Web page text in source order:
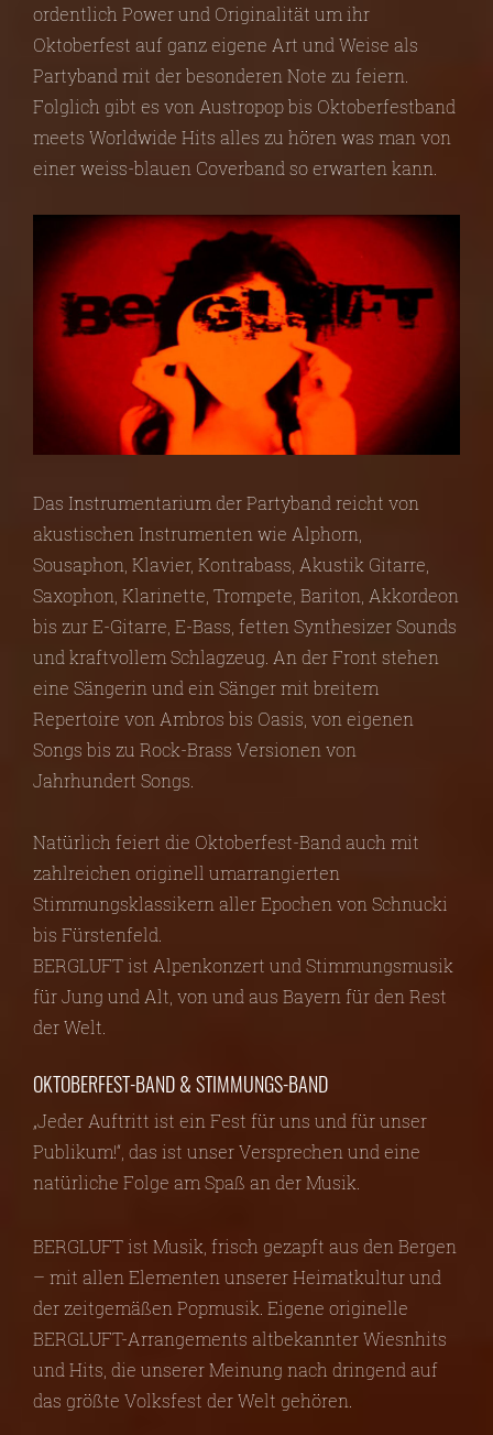
ordentlich Power und Originalität um ihr
Oktoberfest auf ganz eigene Art und Weise als
Partyband mit der besonderen Note zu feiern.
Folglich gibt es von Austropop bis Oktoberfestband
meets Worldwide Hits alles zu hören was man von
einer weiss-blauen Coverband so erwarten kann.
Das Instrumentarium der Partyband reicht von
akustischen Instrumenten wie Alphorn,
Sousaphon, Klavier, Kontrabass, Akustik Gitarre,
Saxophon, Klarinette, Trompete, Bariton, Akkordeon
bis zur E-Gitarre, E-Bass, fetten Synthesizer Sounds
und kraftvollem Schlagzeug. An der Front stehen
eine Sängerin und ein Sänger mit breitem
Repertoire von Ambros bis Oasis, von eigenen
Songs bis zu Rock-Brass Versionen von
Jahrhundert Songs.
Natürlich feiert die Oktoberfest-Band auch mit
zahlreichen originell umarrangierten
Stimmungsklassikern aller Epochen von Schnucki
bis Fürstenfeld.
BERGLUFT ist Alpenkonzert und Stimmungsmusik
für Jung und Alt, von und aus Bayern für den Rest
der Welt.
OKTOBERFEST-BAND & STIMMUNGS-BAND
„Jeder Auftritt ist ein Fest für uns und für unser
Publikum!“, das ist unser Versprechen und eine
natürliche Folge am Spaß an der Musik.
BERGLUFT ist Musik, frisch gezapft aus den Bergen
– mit allen Elementen unserer Heimatkultur und
der zeitgemäßen Popmusik. Eigene originelle
BERGLUFT-Arrangements altbekannter Wiesnhits
und Hits, die unserer Meinung nach dringend auf
das größte Volksfest der Welt gehören.